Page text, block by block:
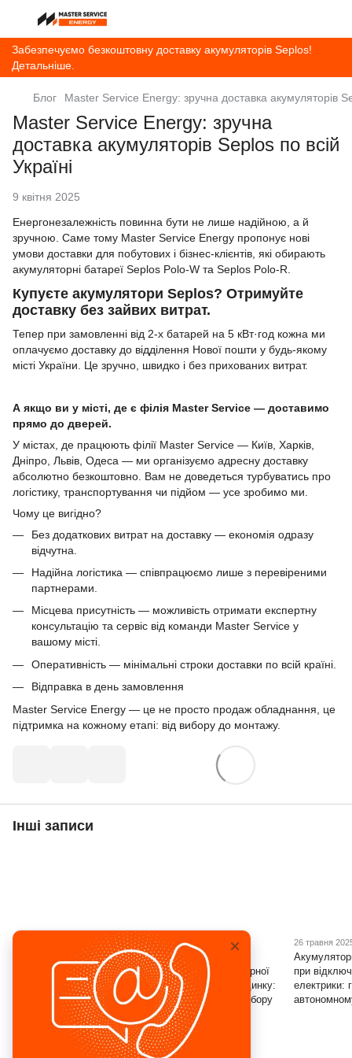
Забезпечуємо безкоштовну доставку акумуляторів Seplos!
Детальніше.
Блог Master Service Energy: зручна доставка акумуляторів
Master Service Energy: зручна
доставка акумуляторів Seplos по всій
Україні
9 квітня 2025
Енергонезалежність повинна бути не лише надійною, а й
зручною. Саме тому Master Service Energy пропонує нові
умови доставки для побутових і бізнес-клієнтів, які обирають
акумуляторні батареї Seplos Polo-W та Seplos Polo-R.
Купуєте акумулятори Seplos? Отримуйте
доставку без зайвих витрат.
Тепер при замовленні від 2-х батарей на 5 кВт·год кожна ми
оплачуємо доставку до відділення Нової пошти у будь-якому
місті України. Це зручно, швидко і без прихованих витрат.
А якщо ви у місті, де є філія Master Service — доставимо
прямо до дверей.
У містах, де працюють філії Master Service — Київ, Харків,
Дніпро, Львів, Одеса — ми організуємо адресну доставку
абсолютно безкоштовно. Вам не доведеться турбуватись про
логістику, транспортування чи підйом — усе зробимо ми.
Чому це вигідно?
Без додаткових витрат на доставку — економія одразу
відчутна.
Надійна логістика — співпрацюємо лише з перевіреними
партнерами.
Місцева присутність — можливість отримати експертну
консультацію та сервіс від команди Master Service у
вашому місті.
Оперативність — мінімальні строки доставки по всій країні.
Відправка в день замовлення
Master Service Energy — це не просто продаж обладнання, це
підтримка на кожному етапі: від вибору до монтажу.
Інші записи
Джерела безперебійного
живлення для дачі:
надійне електроживлення
у заміському будинку
29 травня 2025
ТОП-5 порад перед
купівлею акумуляторної
батареї 48В для будинку:
експертний гід по вибору
26 травня
при
електрики: